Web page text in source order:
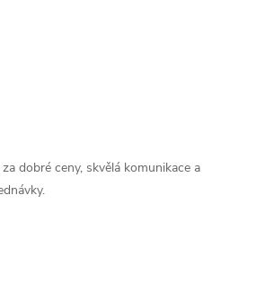
dobré ceny, skvělá komunikace a